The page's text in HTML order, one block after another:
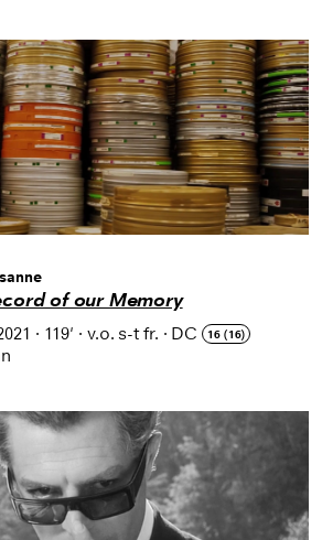
of our Memory
· 119' · v.o. s-t fr. · DC 16 (16)